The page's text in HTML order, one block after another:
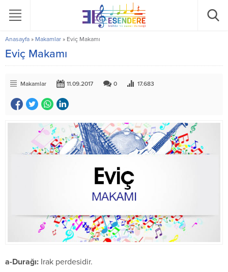
Anasayfa » Makamlar » Eviç Makamı
Eviç Makamı
Makamlar 11.09.2017 0 17.683
a-Durağı: Irak perdesidir.